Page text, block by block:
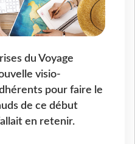
du Voyage
visio-
pour faire le
de ce début
en retenir.